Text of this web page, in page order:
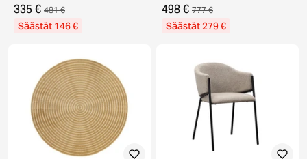
335 € 481 €
Säästät 146 €
498 € 777 €
Säästät 279 €